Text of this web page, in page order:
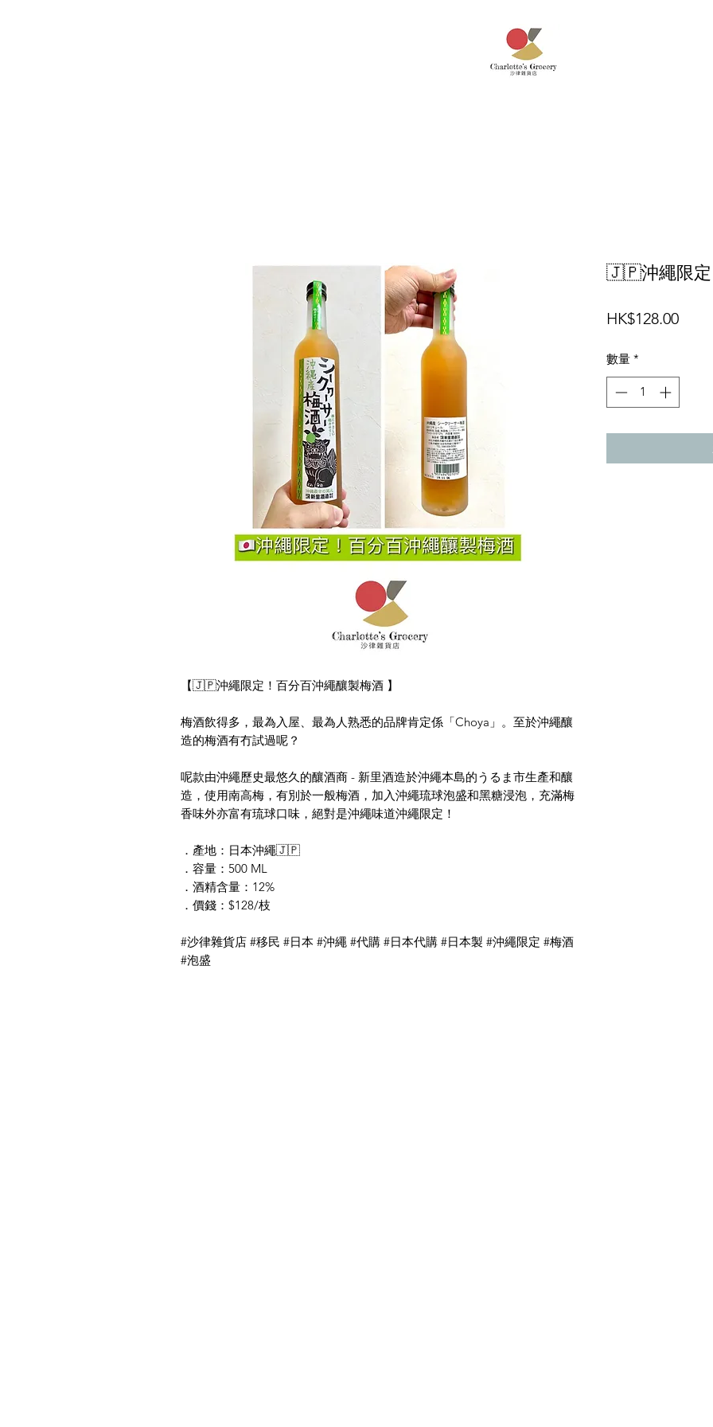
【🇯🇵沖繩限定！百分百沖繩釀製梅酒 】
梅酒飲得多，最為入屋、最為人熟悉的品牌肯定係「Choya」。至於沖繩釀
造的梅酒有冇試過呢？
呢款由沖繩歷史最悠久的釀酒商 - 新里酒造於沖繩本島的うるま市生產和釀
造，使用南高梅，有別於一般梅酒，加入沖繩琉球泡盛和黑糖浸泡，充滿梅
香味外亦富有琉球口味，絕對是沖繩味道沖繩限定！
．產地：日本沖繩🇯🇵
．容量：500 ML
．酒精含量：12%
．價錢：$128/枝
#沙律雜貨店 #移民 #日本 #沖繩 #代購 #日本代購 #日本製 #沖繩限定 #梅酒
#泡盛
🇯🇵沖繩限定
HK$128.00價
數量 *